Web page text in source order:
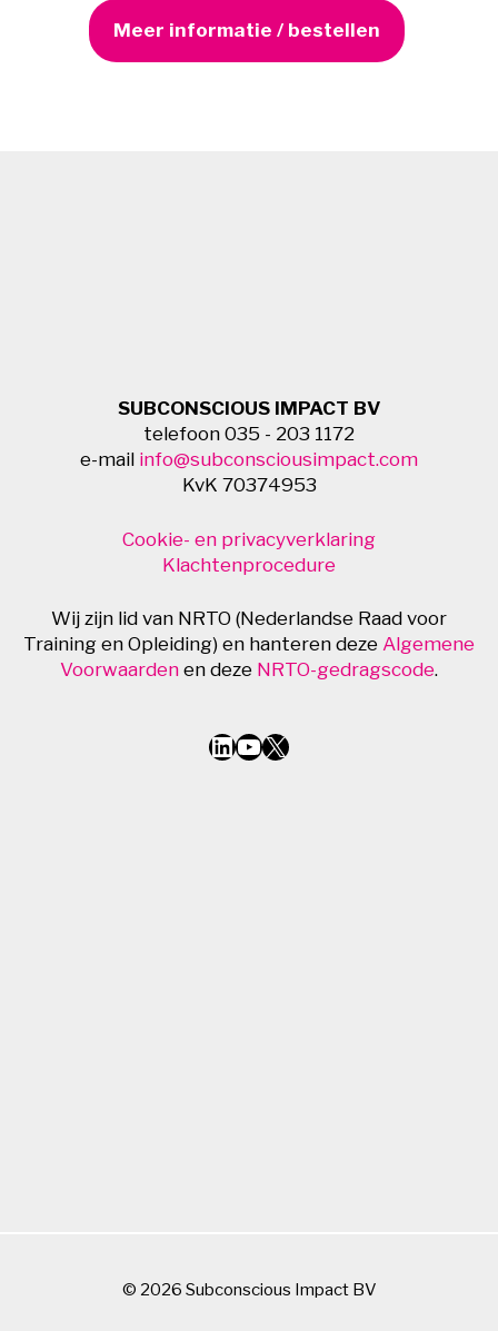
Meer informatie / bestellen
SUBCONSCIOUS IMPACT BV
telefoon 035 - 203 1172
e-mail info@subconsciousimpact.com
KvK 70374953
Cookie- en privacyverklaring
Klachtenprocedure
Wij zijn lid van NRTO (Nederlandse Raad voor
Training en Opleiding) en hanteren deze Algemene
Voorwaarden en deze NRTO-gedragscode.
LinkedIn
YouTube
X
© 2026 Subconscious Impact BV